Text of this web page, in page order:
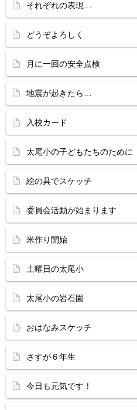
それぞれの表現…
どうぞよろしく
月に一回の安全点検
地震が起きたら…
入校カード
太尾小の子どもたちのために
絵の具でスケッチ
委員会活動が始まります
米作り開始
土曜日の太尾小
太尾小の岩石園
おはなみスケッチ
さすが６年生
今日も元気です！